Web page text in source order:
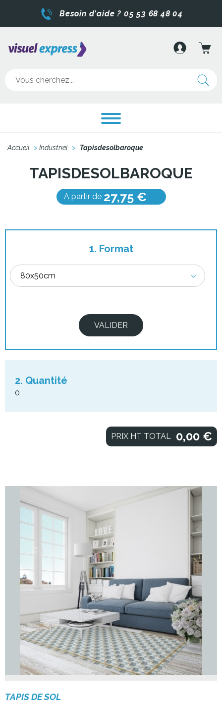
Besoin d'aide ? 05 53 68 48 04
Accueil > Industriel > Tapisdesolbaroque
TAPIS DE SOL
TAPISDESOLBAROQUE
A partir de 27,75 €
1. Format
2. Quantité
0
PRIX HT TOTAL 0,00 €